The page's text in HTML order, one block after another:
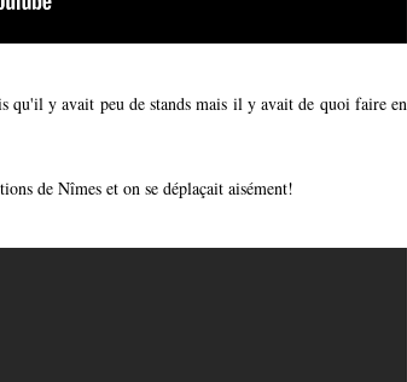
qu'il y avait peu de stands mais il y avait de quoi faire en
de Nîmes et on se déplaçait aisément!